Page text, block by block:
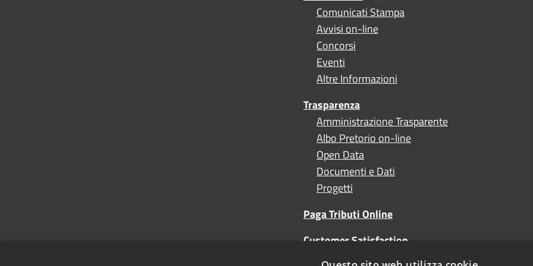
Comunicati Stampa
Avvisi on-line
Concorsi
Eventi
Altre Informazioni
Trasparenza
Amministrazione Trasparente
Albo Pretorio on-line
Open Data
Documenti e Dati
Progetti
Paga Tributi Online
Customer Satisfaction